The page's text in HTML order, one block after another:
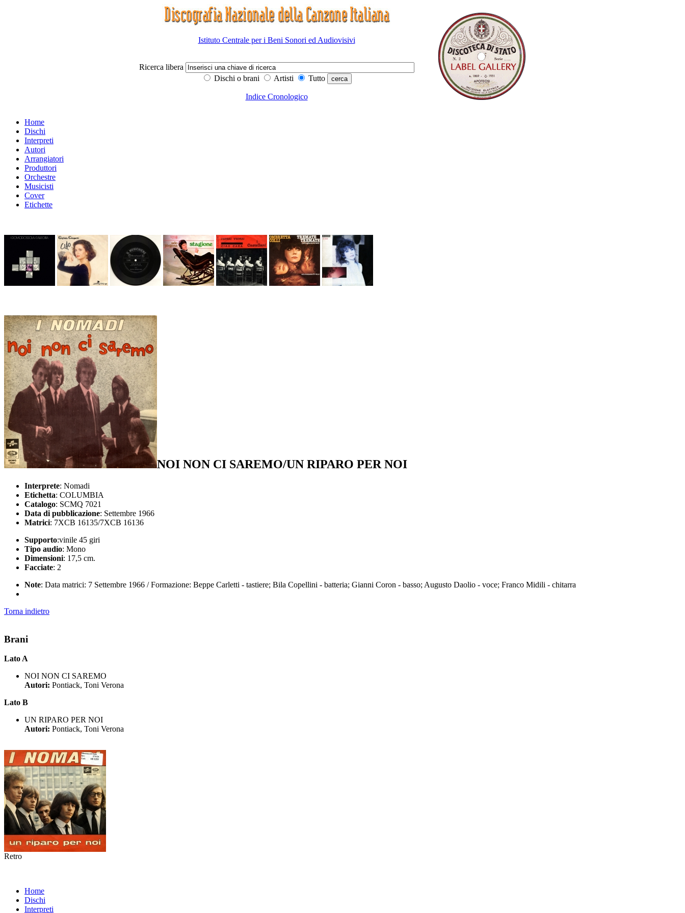
Istituto Centrale per i Beni Sonori ed Audiovisivi
Ricerca libera
Dischi o brani
Artisti Tutto
Indice Cronologico
Home
Dischi
Interpreti
Autori
Arrangiatori
Produttori
Orchestre
Musicisti
Cover
Etichette
NOI NON CI SAREMO/UN RIPARO PER NOI
Interprete: Nomadi
Etichetta: COLUMBIA
Catalogo: SCMQ 7021
Data di pubblicazione: Settembre 1966
Matrici: 7XCB 16135/7XCB 16136
Supporto:vinile 45 giri
Tipo audio: Mono
Dimensioni: 17,5 cm.
Facciate: 2
Note: Data matrici: 7 Settembre 1966 / Formazione: Beppe Carletti - tastiere; Bila Copellini - batteria; Gianni Coron - basso; Augusto Daolio - voce; Franco Midili - chitarra
Torna indietro
Brani
Lato A
NOI NON CI SAREMO
Autori: Pontiack, Toni Verona
Lato B
UN RIPARO PER NOI
Autori: Pontiack, Toni Verona
Retro
Home
Dischi
Interpreti